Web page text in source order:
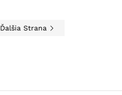
Ďalšia Strana